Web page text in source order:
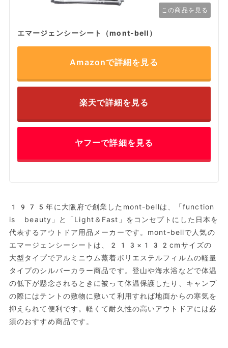
この商品を見る
エマージェンシーシート（mont-bell）
Amazonで詳細を見る
楽天で詳細を見る
ヤフーで詳細を見る
1975年に大阪府で創業したmont-bellは、「function
is beauty」と「Light＆Fast」をコンセプトにした日本を
代表するアウトドア用品メーカーです。mont-bellで人気の
エマージェンシーシートは、213×132cmサイズの
大型タイプでアルミニウム蒸着ポリエステルフィルムの軽量
タイプのシルバーカラー商品です。登山や海水浴などで体温
の低下が懸念されるときに被って体温保護したり、キャンプ
の際にはテントの敷物に敷いて利用すれば地面からの寒気を
抑えられて便利です。軽くて耐久性の高いアウトドアには必
須のおすすめ商品です。